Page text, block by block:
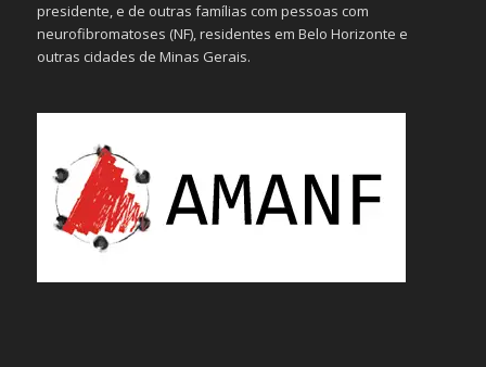
presidente, e de outras famílias com pessoas com
neurofibromatoses (NF), residentes em Belo Horizonte e
outras cidades de Minas Gerais.